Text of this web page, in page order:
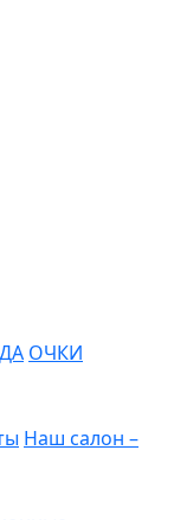
ОЧКИ
Наш салон –